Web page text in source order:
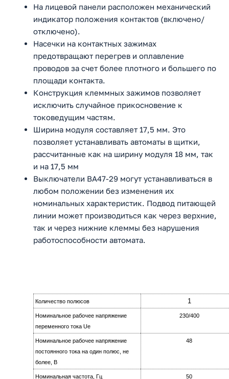
На лицевой панели расположен механический
индикатор положения контактов (включено/
отключено).
Насечки на контактных зажимах
предотвращают перегрев и оплавление
проводов за счет более плотного и большего по
площади контакта.
Конструкция клеммных зажимов позволяет
исключить случайное прикосновение к
токоведущим частям.
Ширина модуля составляет 17,5 мм. Это
позволяет устанавливать автоматы в щитки,
рассчитанные как на ширину модуля 18 мм, так
и на 17,5 мм
Выключатели ВА47-29 могут устанавливаться в
любом положении без изменения их
номинальных характеристик. Подвод питающей
линии может производиться как через верхние,
так и через нижние клеммы без нарушения
работоспособности автомата.
Количество полюсов 1
Номинальное рабочее напряжение
переменного тока Ue
230/400
Номинальное рабочее напряжение
постоянного тока на oдин полюс, не
более, B
48
Номинальная частота, Гц 50